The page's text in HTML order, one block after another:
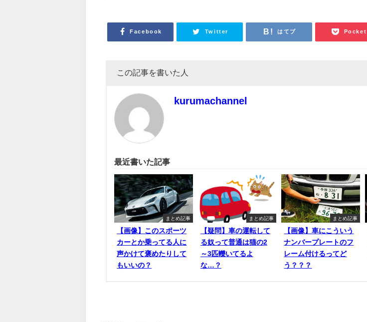
Facebook Twitter はてブ Pocket
この記事を書いた人
kurumachannel
最近書いた記事
まとめ記事
【画像】このスポーツ
カーとか乗ってる人に
声かけて褒めたりして
もいいの？
まとめ記事
【疑問】車の運転して
る奴って普通は猫の2
～3匹轢いてるよ
な…？
まとめ記事
【画像】車にこういう
ナンバープレートのフ
レーム付けるってど
う？？？